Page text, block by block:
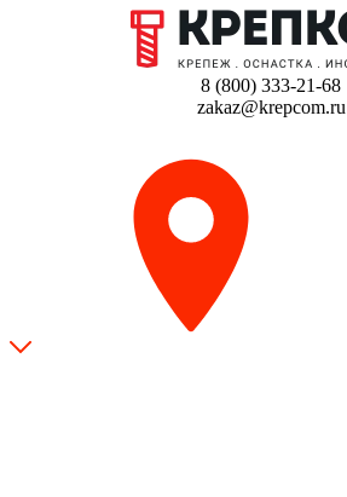
8 (800) 333-21-68
zakaz@krepcom.ru